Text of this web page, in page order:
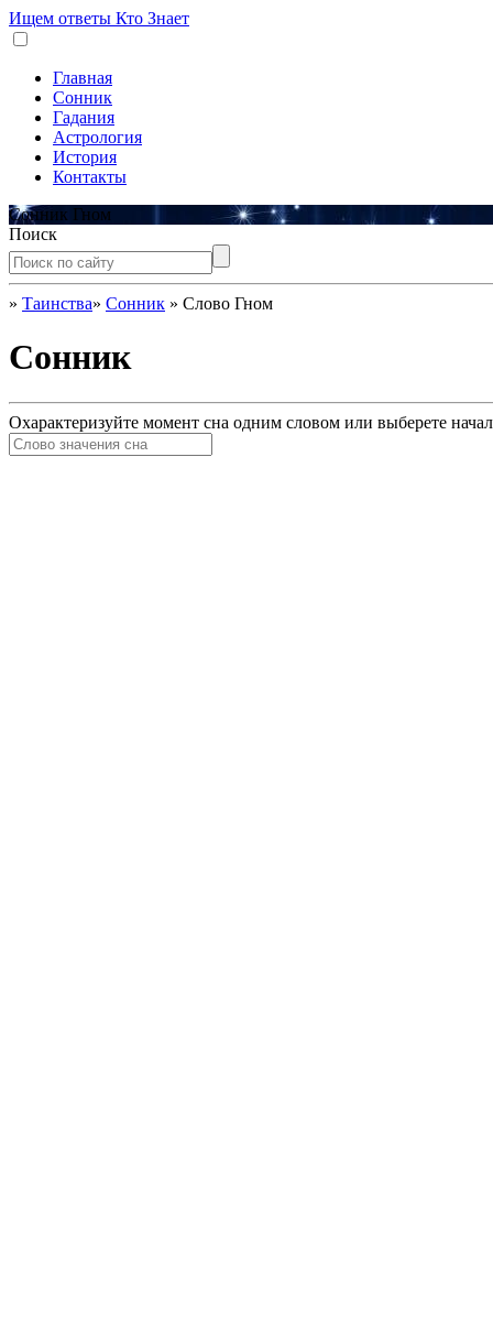
Ищем ответы Кто Знает
Главная
Сонник
Гадания
Астрология
История
Контакты
Сонник Гном
Поиск
» Таинства» Сонник » Слово Гном
Сонник
Охарактеризуйте момент сна одним словом или выберете